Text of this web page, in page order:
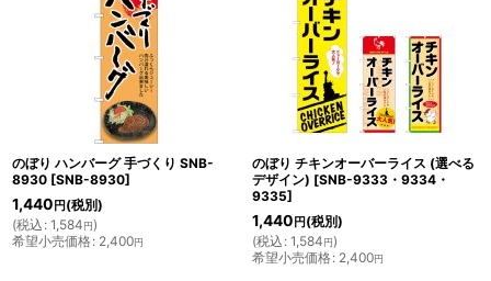
のぼり ハンバーグ 手づくり SNB-
8930 [SNB-8930]
1,440 円 (税別)
(税込 : 1,584円)
希望小売価格: 2,400円
のぼり チキンオーバーライス (選べる
デザイン) [SNB-9333・9334・
9335]
1,440 円 (税別)
(税込 : 1,584円)
希望小売価格: 2,400円